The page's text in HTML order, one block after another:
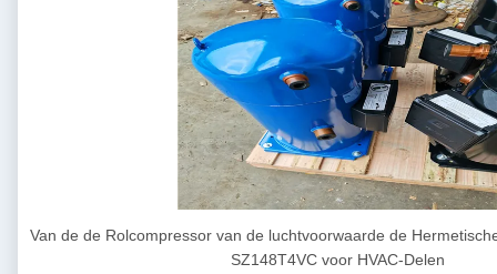
Van de de Rolcompressor van de luchtvoorwaarde de
SZ148T4VC voor HVAC-Delen